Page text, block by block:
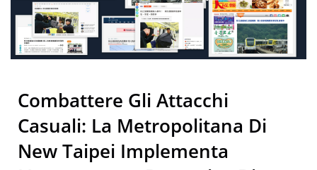
Di Tessuti Tecnici Ad Alte
Prestazioni E Spugna Di
Combattere Gli Attacchi
Casuali: La Metropolitana Di
New Taipei Implementa